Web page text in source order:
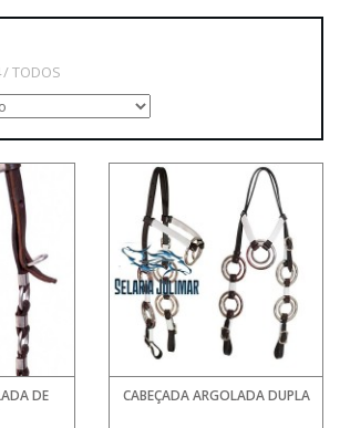
TODOS
DE CABEÇADA ARGOLADA DUPLA